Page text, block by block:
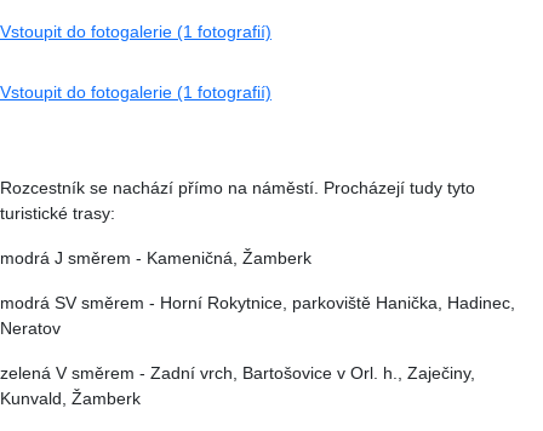
Vstoupit do fotogalerie (1 fotografií)
Vstoupit do fotogalerie (1 fotografií)
Rozcestník se nachází přímo na náměstí. Procházejí tudy tyto
turistické trasy:
modrá J směrem - Kameničná, Žamberk
modrá SV směrem - Horní Rokytnice, parkoviště Hanička, Hadinec,
Neratov
zelená V směrem - Zadní vrch, Bartošovice v Orl. h., Zaječiny,
Kunvald, Žamberk